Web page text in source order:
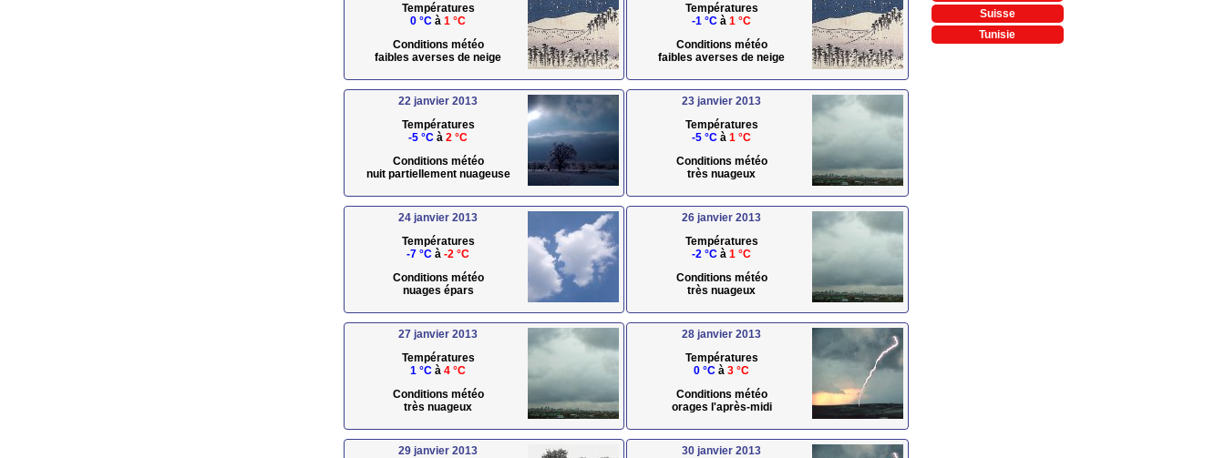
Températures
0 °C à 1 °C
Conditions météo
faibles averses de neige
Températures
-1 °C à 1 °C
Conditions météo
faibles averses de neige
22 janvier 2013
Températures
-5 °C à 2 °C
Conditions météo
nuit partiellement nuageuse
23 janvier 2013
Températures
-5 °C à 1 °C
Conditions météo
très nuageux
24 janvier 2013
Températures
-7 °C à -2 °C
Conditions météo
nuages épars
26 janvier 2013
Températures
-2 °C à 1 °C
Conditions météo
très nuageux
27 janvier 2013
Températures
1 °C à 4 °C
Conditions météo
très nuageux
28 janvier 2013
Températures
0 °C à 3 °C
Conditions météo
orages l'après-midi
29 janvier 2013
30 janvier 2013
Suisse
Tunisie